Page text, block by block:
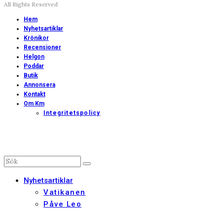
All Rights Reserved
Hem
Nyhetsartiklar
Krönikor
Recensioner
Helgon
Poddar
Butik
Annonsera
Kontakt
Om Km
Integritetspolicy
Nyhetsartiklar
Vatikanen
Påve Leo